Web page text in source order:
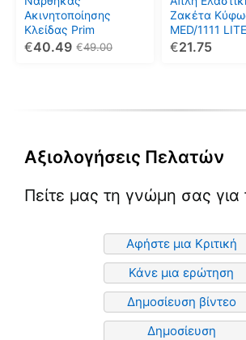
Ακινητοποίησης
Κλείδας Prim
49.00
€
40.49
€
να
επιλεγούν
στη
Ζακέτα
MED/1111 LITE
Ortholand
21.75
€
να
επιλεγούν
στη
Αξιολογήσεις Πελατών
Πείτε μας τη γνώμη σας για
Αφήστε μια Κριτική
Κάνε μια ερώτηση
Δημοσίευση βίντεο
Δημοσίευση